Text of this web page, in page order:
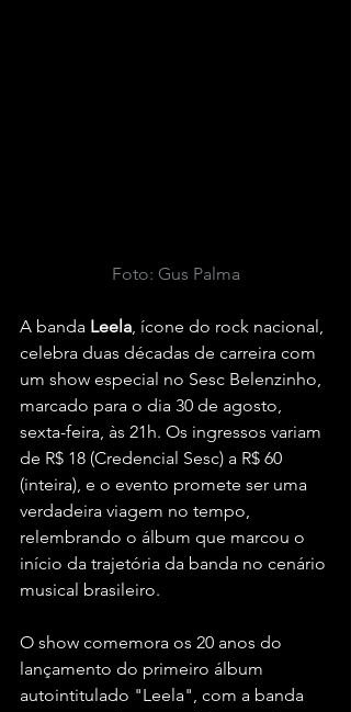
Foto: Gus Palma
A banda Leela, ícone do rock nacional,
celebra duas décadas de carreira com
um show especial no Sesc Belenzinho,
marcado para o dia 30 de agosto,
sexta-feira, às 21h. Os ingressos variam
de R$ 18 (Credencial Sesc) a R$ 60
(inteira), e o evento promete ser uma
verdadeira viagem no tempo,
relembrando o álbum que marcou o
início da trajetória da banda no cenário
musical brasileiro.
O show comemora os 20 anos do
lançamento do primeiro álbum
autointitulado "Leela", com a banda